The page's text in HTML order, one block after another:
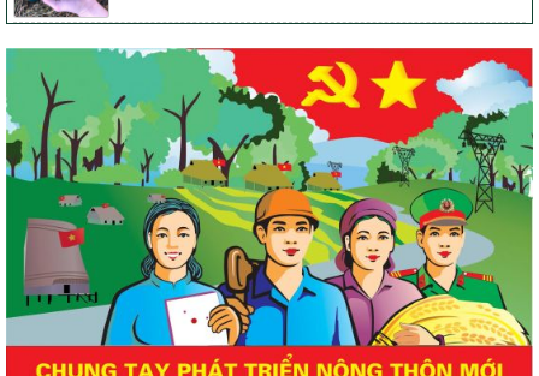
mới, giảm nghèo bền vững và phát triển kinh tế – xã hội vùng
đoạn I: Từ năm 2026 đến năm 2030
Nghị quyết số 08/2026/NQ-HĐND
Quy định nguyên tắc, tiêu chí, định mức phân bổ ngân sách trung
ương thực hiện Chương trình mục tiêu quốc gia xây dựng nông
thôn mới, giảm nghèo bền vững và phát triển kinh tế – xã hội
vùng đồng bào dân tộc thiểu số và miền núi giai đoạn 2026 –
2030 trên địa bàn tỉnh Nghệ An
Chỉ Thị số 22-CT/TU
về đẩy mạnh thực hiện Chương trình mục tiêu quốc gia xây dựng
nông thôn mới, giảm nghèo bền vững và phát triển kinh tế – xã
hội vùng đồng bào dân tộc thiểu số và miền núi giai đoạn 2026 –
2030 trên địa bàn tỉnh Nghệ An